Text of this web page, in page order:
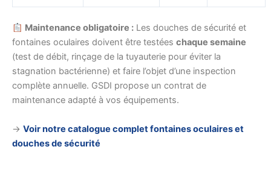
Maintenance obligatoire :Les douches de sécurité et
fontaines oculaires doivent être testées chaque semaine
(test de débit, rinçage de la tuyauterie pour éviter la
stagnation bactérienne) et faire l’objet d’une inspection
complète annuelle. GSDI propose un contrat de
maintenance adapté à vos équipements.
→ Voir notre catalogue complet fontaines oculaires et
douches de sécurité